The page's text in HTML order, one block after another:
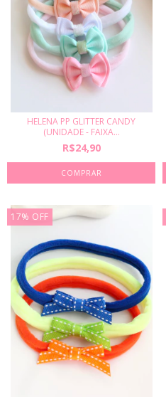
HELENA PP GLITTER CANDY
(UNIDADE - FAIXA...
R$24,90
COMPRAR
17% OFF